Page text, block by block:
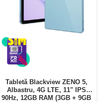
Tabletă Blackview ZENO 5,
Albastru, 4G LTE, 11" IPS
90Hz, 12GB RAM (3GB + 9GB